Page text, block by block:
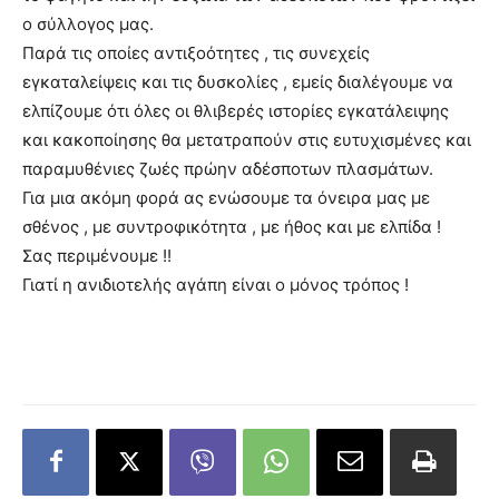
ο σύλλογος μας.
Παρά τις οποίες αντιξοότητες , τις συνεχείς
εγκαταλείψεις και τις δυσκολίες , εμείς διαλέγουμε να
ελπίζουμε ότι όλες οι θλιβερές ιστορίες εγκατάλειψης
και κακοποίησης θα μετατραπούν στις ευτυχισμένες και
παραμυθένιες ζωές πρώην αδέσποτων πλασμάτων.
Για μια ακόμη φορά ας ενώσουμε τα όνειρα μας με
σθένος , με συντροφικότητα , με ήθος και με ελπίδα !
Σας περιμένουμε !!
Γιατί η ανιδιοτελής αγάπη είναι ο μόνος τρόπος !